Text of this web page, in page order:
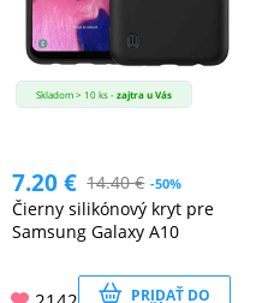
Skladom > 10 ks -zajtra u Vás
7.20€ 14.40€ -50%
Čierny silikónový kryt pre
Samsung Galaxy A10
PRIDAŤ DO